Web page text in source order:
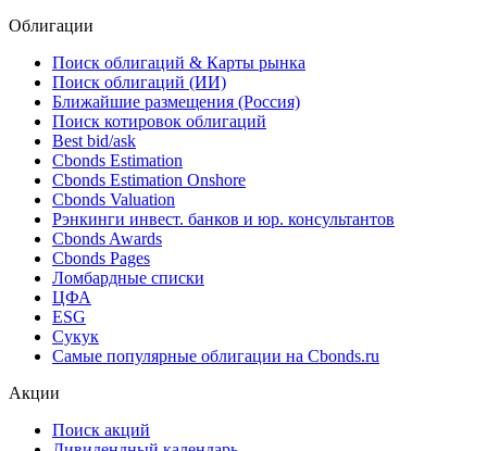
Облигации
Поиск облигаций & Карты рынка
Поиск облигаций (ИИ)
Ближайшие размещения (Россия)
Поиск котировок облигаций
Best bid/ask
Cbonds Estimation
Cbonds Estimation Onshore
Cbonds Valuation
Рэнкинги инвест. банков и юр. консультантов
Cbonds Awards
Cbonds Pages
Ломбардные списки
ЦФА
ESG
Сукук
Самые популярные облигации на Cbonds.ru
Акции
Поиск акций